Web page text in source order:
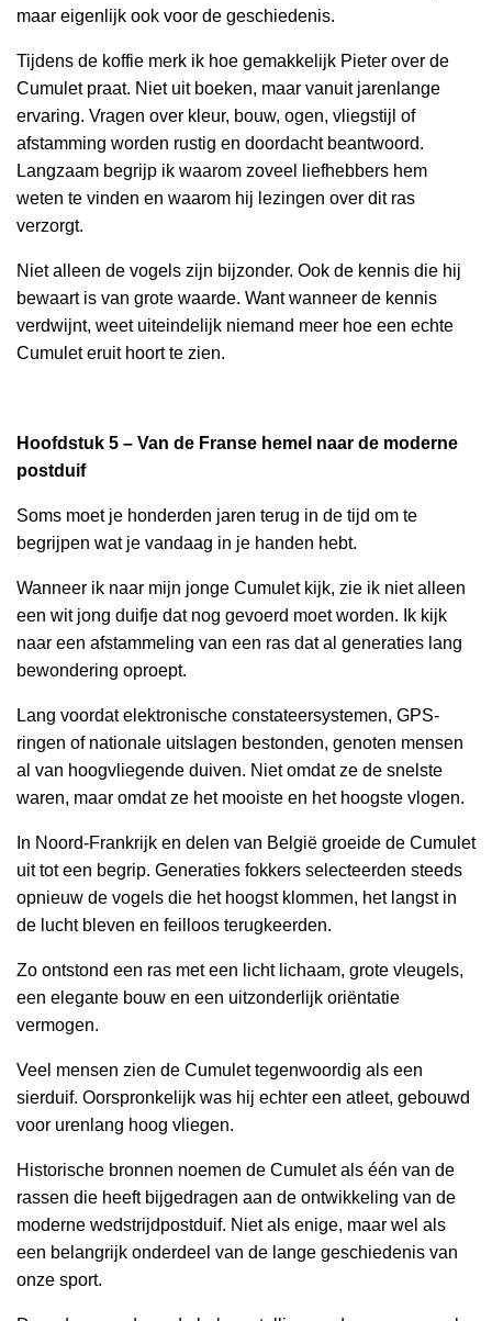
maar eigenlijk ook voor de geschiedenis.
Tijdens de koffie merk ik hoe gemakkelijk Pieter over de
Cumulet praat. Niet uit boeken, maar vanuit jarenlange
ervaring. Vragen over kleur, bouw, ogen, vliegstijl of
afstamming worden rustig en doordacht beantwoord.
Langzaam begrijp ik waarom zoveel liefhebbers hem
weten te vinden en waarom hij lezingen over dit ras
verzorgt.
Niet alleen de vogels zijn bijzonder. Ook de kennis die hij
bewaart is van grote waarde. Want wanneer de kennis
verdwijnt, weet uiteindelijk niemand meer hoe een echte
Cumulet eruit hoort te zien.
Hoofdstuk 5 – Van de Franse hemel naar de moderne
postduif
Soms moet je honderden jaren terug in de tijd om te
begrijpen wat je vandaag in je handen hebt.
Wanneer ik naar mijn jonge Cumulet kijk, zie ik niet alleen
een wit jong duifje dat nog gevoerd moet worden. Ik kijk
naar een afstammeling van een ras dat al generaties lang
bewondering oproept.
Lang voordat elektronische constateersystemen, GPS-
ringen of nationale uitslagen bestonden, genoten mensen
al van hoogvliegende duiven. Niet omdat ze de snelste
waren, maar omdat ze het mooiste en het hoogste vlogen.
In Noord-Frankrijk en delen van België groeide de Cumulet
uit tot een begrip. Generaties fokkers selecteerden steeds
opnieuw de vogels die het hoogst klommen, het langst in
de lucht bleven en feilloos terugkeerden.
Zo ontstond een ras met een licht lichaam, grote vleugels,
een elegante bouw en een uitzonderlijk oriëntatie
vermogen.
Veel mensen zien de Cumulet tegenwoordig als een
sierduif. Oorspronkelijk was hij echter een atleet, gebouwd
voor urenlang hoog vliegen.
Historische bronnen noemen de Cumulet als één van de
rassen die heeft bijgedragen aan de ontwikkeling van de
moderne wedstrijdpostduif. Niet als enige, maar wel als
een belangrijk onderdeel van de lange geschiedenis van
onze sport.